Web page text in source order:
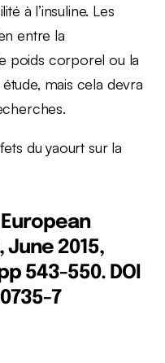
à l’insuline. Les
entre la
poids corporel ou la
mais cela devra
du yaourt sur la
European
2015,
543-550. DOI
7